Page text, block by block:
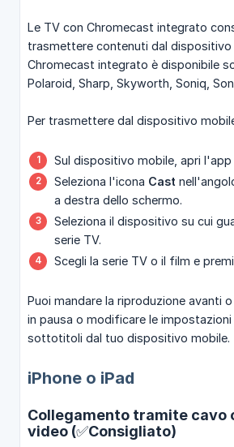
Le TV con Chromecast integrato
trasmettere contenuti dal dispositivo
Chromecast integrato è disponibile
Polaroid, Sharp, Skyworth, Soniq,
Per trasmettere dal dispositivo
Sul dispositivo mobile, apri
Seleziona l'icona Cast
a destra dello schermo.
Seleziona il dispositivo su cui
serie TV.
Scegli la serie TV o il film e premi
Puoi mandare la riproduzione avanti
in pausa o modificare le impostazioni
sottotitoli dal tuo dispositivo mobile.
iPhone o iPad
Collegamento tramite cavo
video (✅Consigliato)